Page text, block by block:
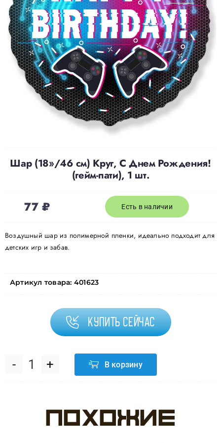
Доставка
О нас
Отзывы
Контакты
Шар (18»/46 см) Круг, С Днем Рождения!
(гейм-пати), 1 шт.
77₽ Есть в наличии
Воздушный шар из полимерной пленки, идеально подходит для
детских игр и забав.
Артикул товара: 401623
Купить сейчас
Количество
Шар
В корзину
Похожие